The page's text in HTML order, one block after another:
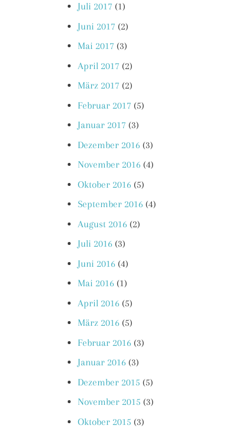
Juli 2017 (1)
Juni 2017 (2)
Mai 2017 (3)
April 2017 (2)
März 2017 (2)
Februar 2017 (5)
Januar 2017 (3)
Dezember 2016 (3)
November 2016 (4)
Oktober 2016 (5)
September 2016 (4)
August 2016 (2)
Juli 2016 (3)
Juni 2016 (4)
Mai 2016 (1)
April 2016 (5)
März 2016 (5)
Februar 2016 (3)
Januar 2016 (3)
Dezember 2015 (5)
November 2015 (3)
Oktober 2015 (3)